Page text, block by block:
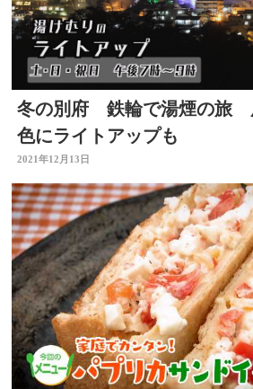
冬の別府 鉄輪で湯煙の旅
色にライトアップも
2021年12月13日